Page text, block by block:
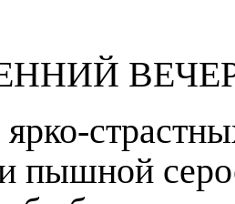
пышной